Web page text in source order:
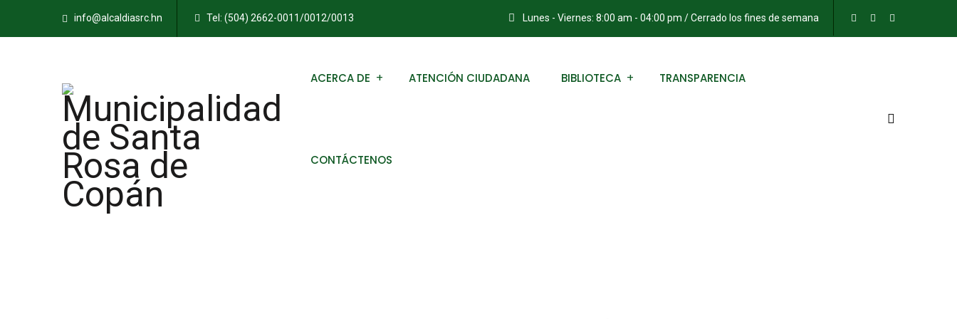
info@alcaldiasrc.hn Tel: (504) 2662-0011/0012/0013 Lunes - Viernes: 8:00 am - 04:00 pm / Cerrado los fines de semana
ACERCA DE ATENCIÓN CIUDADANA BIBLIOTECA TRANSPARENCIA
CONTÁCTENOS